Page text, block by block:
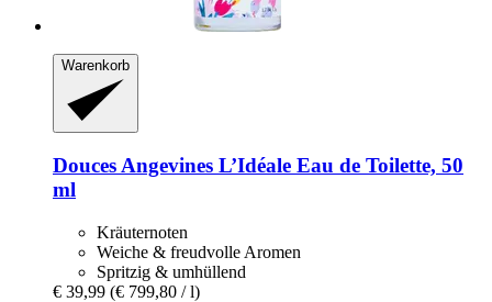
Warenkorb
Douces Angevines L’Idéale Eau de Toilette, 50
ml
Kräuternoten
Weiche & freudvolle Aromen
Spritzig & umhüllend
€ 39,99 (€ 799,80 / l)